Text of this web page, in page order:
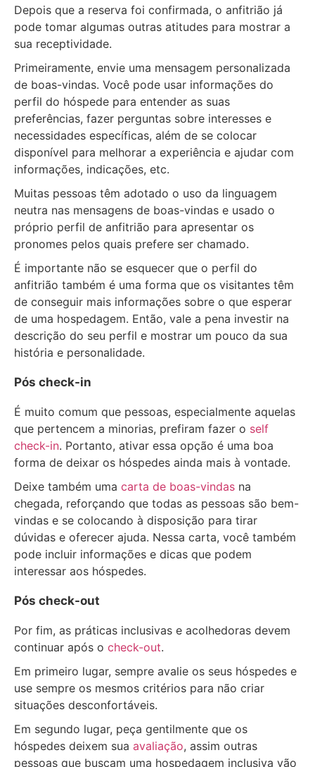
Depois que a reserva foi confirmada, o anfitrião já
pode tomar algumas outras atitudes para mostrar a
sua receptividade.
Primeiramente, envie uma mensagem personalizada
de boas-vindas. Você pode usar informações do
perfil do hóspede para entender as suas
preferências, fazer perguntas sobre interesses e
necessidades específicas, além de se colocar
disponível para melhorar a experiência e ajudar com
informações, indicações, etc.
Muitas pessoas têm adotado o uso da linguagem
neutra nas mensagens de boas-vindas e usado o
próprio perfil de anfitrião para apresentar os
pronomes pelos quais prefere ser chamado.
É importante não se esquecer que o perfil do
anfitrião também é uma forma que os visitantes têm
de conseguir mais informações sobre o que esperar
de uma hospedagem. Então, vale a pena investir na
descrição do seu perfil e mostrar um pouco da sua
história e personalidade.
Pós check-in
É muito comum que pessoas, especialmente aquelas
que pertencem a minorias, prefiram fazer o self
check-in. Portanto, ativar essa opção é uma boa
forma de deixar os hóspedes ainda mais à vontade.
Deixe também uma carta de boas-vindas na
chegada, reforçando que todas as pessoas são bem-
vindas e se colocando à disposição para tirar
dúvidas e oferecer ajuda. Nessa carta, você também
pode incluir informações e dicas que podem
interessar aos hóspedes.
Pós check-out
Por fim, as práticas inclusivas e acolhedoras devem
continuar após o check-out.
Em primeiro lugar, sempre avalie os seus hóspedes e
use sempre os mesmos critérios para não criar
situações desconfortáveis.
Em segundo lugar, peça gentilmente que os
hóspedes deixem sua avaliação, assim outras
pessoas que buscam uma hospedagem inclusiva vão